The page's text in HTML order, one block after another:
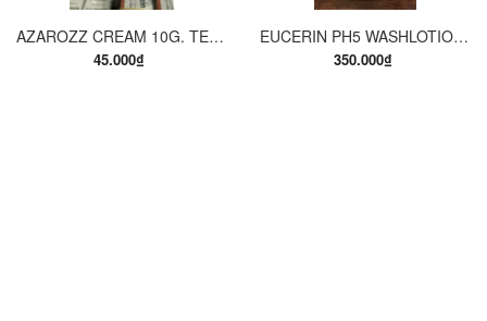
AZAROZZ CREAM 10G. TERBINAFINE 1%. THUỐC TRỊ NẤM DA CHÂN, NẤM DA ĐÙI, NẤM DA THÂN, LANG BEN...
45.000₫
EUCERIN PH5 WASHLOTION 400ML. SỮA TẮM DẠNG GEL CHO DA NHẠY CẢM.
350.000₫